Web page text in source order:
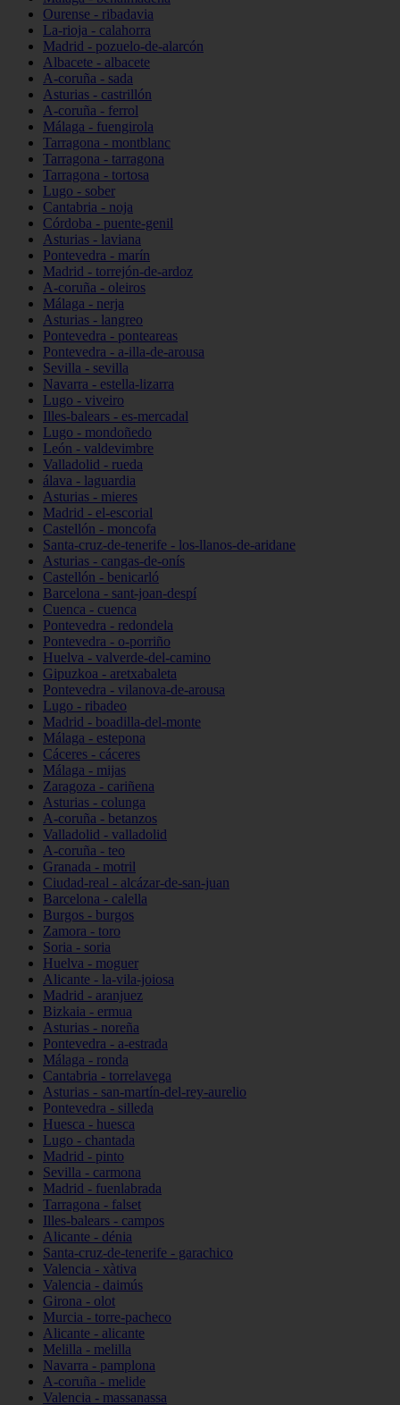
Ourense - ribadavia
La-rioja - calahorra
Madrid - pozuelo-de-alarcón
Albacete - albacete
A-coruña - sada
Asturias - castrillón
A-coruña - ferrol
Málaga - fuengirola
Tarragona - montblanc
Tarragona - tarragona
Tarragona - tortosa
Lugo - sober
Cantabria - noja
Córdoba - puente-genil
Asturias - laviana
Pontevedra - marín
Madrid - torrejón-de-ardoz
A-coruña - oleiros
Málaga - nerja
Asturias - langreo
Pontevedra - ponteareas
Pontevedra - a-illa-de-arousa
Sevilla - sevilla
Navarra - estella-lizarra
Lugo - viveiro
Illes-balears - es-mercadal
Lugo - mondoñedo
León - valdevimbre
Valladolid - rueda
álava - laguardia
Asturias - mieres
Madrid - el-escorial
Castellón - moncofa
Santa-cruz-de-tenerife - los-llanos-de-aridane
Asturias - cangas-de-onís
Castellón - benicarló
Barcelona - sant-joan-despí
Cuenca - cuenca
Pontevedra - redondela
Pontevedra - o-porriño
Huelva - valverde-del-camino
Gipuzkoa - aretxabaleta
Pontevedra - vilanova-de-arousa
Lugo - ribadeo
Madrid - boadilla-del-monte
Málaga - estepona
Cáceres - cáceres
Málaga - mijas
Zaragoza - cariñena
Asturias - colunga
A-coruña - betanzos
Valladolid - valladolid
A-coruña - teo
Granada - motril
Ciudad-real - alcázar-de-san-juan
Barcelona - calella
Burgos - burgos
Zamora - toro
Soria - soria
Huelva - moguer
Alicante - la-vila-joiosa
Madrid - aranjuez
Bizkaia - ermua
Asturias - noreña
Pontevedra - a-estrada
Málaga - ronda
Cantabria - torrelavega
Asturias - san-martín-del-rey-aurelio
Pontevedra - silleda
Huesca - huesca
Lugo - chantada
Madrid - pinto
Sevilla - carmona
Madrid - fuenlabrada
Tarragona - falset
Illes-balears - campos
Alicante - dénia
Santa-cruz-de-tenerife - garachico
Valencia - xàtiva
Valencia - daimús
Girona - olot
Murcia - torre-pacheco
Alicante - alicante
Melilla - melilla
Navarra - pamplona
A-coruña - melide
Valencia - massanassa